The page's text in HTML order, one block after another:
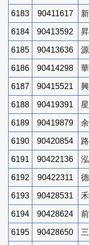
6183 90411617
6184 90413592
6185 90413636
6186 90414298
6187 90415521
6188 90419391
6189 90419879
6190 90420854
6191 90422136
6192 90422311
6193 90428531
6194 90428624
6195 90428650